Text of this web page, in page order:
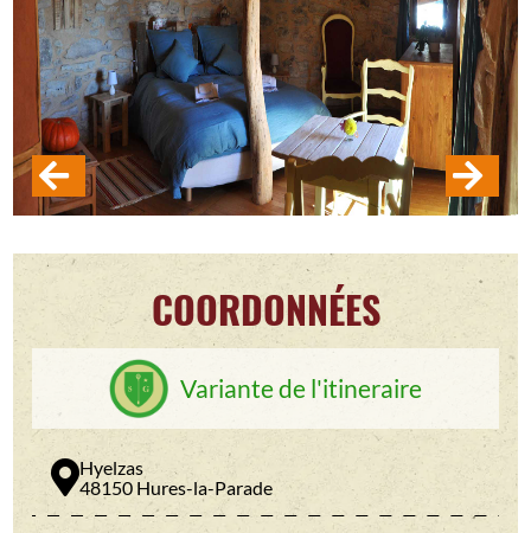
COORDONNÉES
Variante de l'itineraire
Hyelzas
48150 Hures-la-Parade